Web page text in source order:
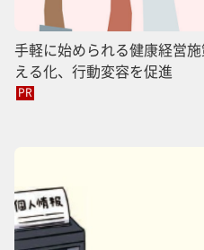
手軽に始められる健康経営
える化、行動変容を促進
PR